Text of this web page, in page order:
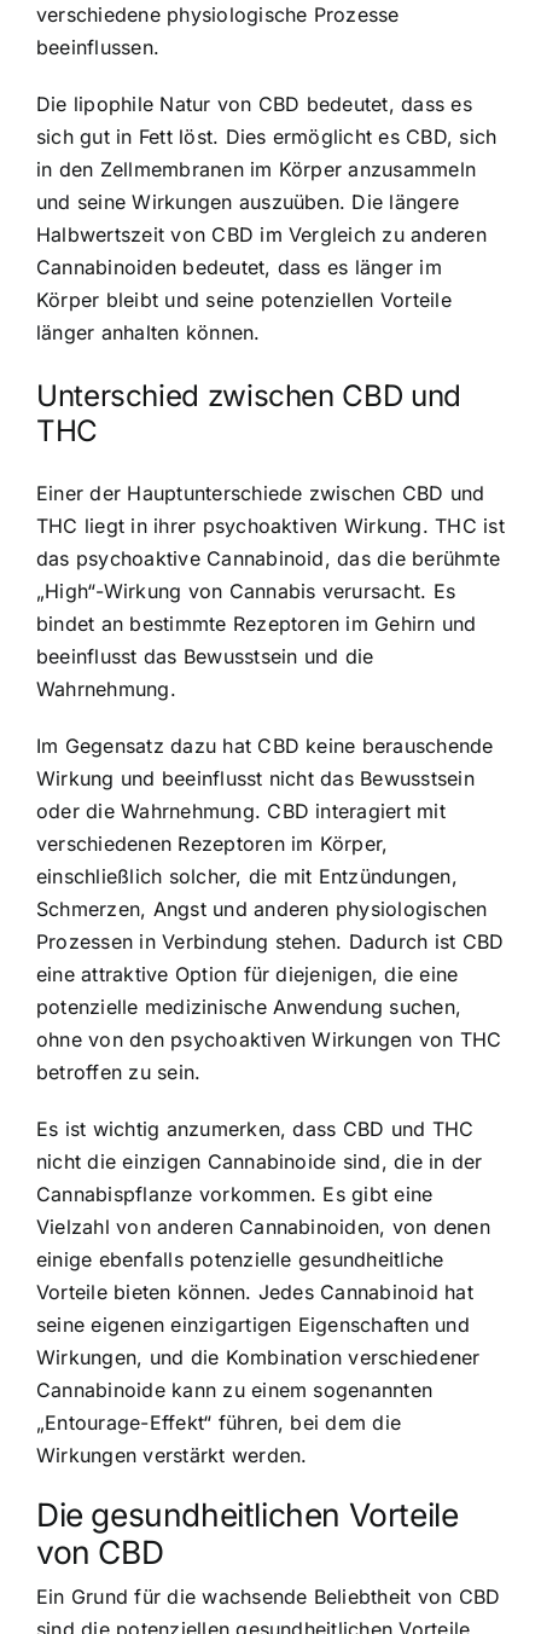
verschiedene physiologische Prozesse
beeinflussen.
Die lipophile Natur von CBD bedeutet, dass es
sich gut in Fett löst. Dies ermöglicht es CBD, sich
in den Zellmembranen im Körper anzusammeln
und seine Wirkungen auszuüben. Die längere
Halbwertszeit von CBD im Vergleich zu anderen
Cannabinoiden bedeutet, dass es länger im
Körper bleibt und seine potenziellen Vorteile
länger anhalten können.
Unterschied zwischen CBD und
THC
Einer der Hauptunterschiede zwischen CBD und
THC liegt in ihrer psychoaktiven Wirkung. THC ist
das psychoaktive Cannabinoid, das die berühmte
„High“-Wirkung von Cannabis verursacht. Es
bindet an bestimmte Rezeptoren im Gehirn und
beeinflusst das Bewusstsein und die
Wahrnehmung.
Im Gegensatz dazu hat CBD keine berauschende
Wirkung und beeinflusst nicht das Bewusstsein
oder die Wahrnehmung. CBD interagiert mit
verschiedenen Rezeptoren im Körper,
einschließlich solcher, die mit Entzündungen,
Schmerzen, Angst und anderen physiologischen
Prozessen in Verbindung stehen. Dadurch ist CBD
eine attraktive Option für diejenigen, die eine
potenzielle medizinische Anwendung suchen,
ohne von den psychoaktiven Wirkungen von THC
betroffen zu sein.
Es ist wichtig anzumerken, dass CBD und THC
nicht die einzigen Cannabinoide sind, die in der
Cannabispflanze vorkommen. Es gibt eine
Vielzahl von anderen Cannabinoiden, von denen
einige ebenfalls potenzielle gesundheitliche
Vorteile bieten können. Jedes Cannabinoid hat
seine eigenen einzigartigen Eigenschaften und
Wirkungen, und die Kombination verschiedener
Cannabinoide kann zu einem sogenannten
„Entourage-Effekt“ führen, bei dem die
Wirkungen verstärkt werden.
Die gesundheitlichen Vorteile
von CBD
Ein Grund für die wachsende Beliebtheit von CBD